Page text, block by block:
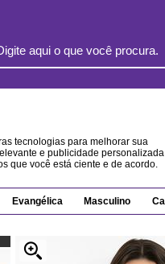
tecnologias para melhorar sua
e publicidade personalizada
que você está ciente e de acordo.
Evangélica Masculino